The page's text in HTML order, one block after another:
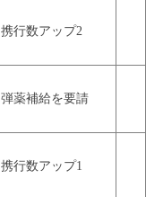
携行数アップ2
弾薬補給を要請
携行数アップ1